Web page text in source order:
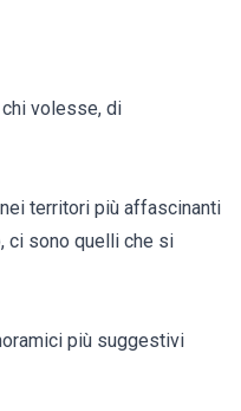
volesse, di
territori più affascinanti
ci sono quelli che si
più suggestivi